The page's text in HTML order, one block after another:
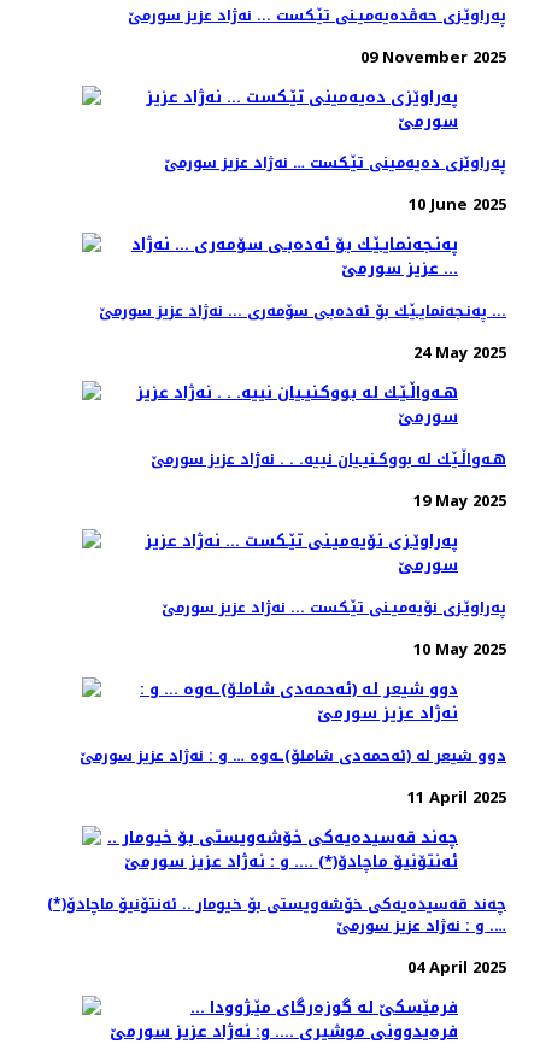
په‌راوێـزی حه‌ڤده‌یه‌میـنی تێـكست ... نه‌ژاد عزیز سورمێ
09 November 2025
په‌راوێزی ده‌یه‌مینی تێـكست‌ … نه‌ژاد عزیز سورمێ
10 June 2025
په‌نـجه‌نمایـێـك بۆ ئه‌ده‌بـی سۆمه‌ری ... نه‌ژاد عزیز سورمێ ...
24 May 2025
هـه‌واڵـێـك له‌ بووكـنیـیان نییه‌. . . نه‌ژاد عزیز سورمێ
19 May 2025
په‌راوێـزی نۆیه‌میـنی تێـكست ... نه‌ژاد عزیز سورمێ
10 May 2025
دوو شیعر له‌ (ئه‌حمه‌دی شاملۆ)ـه‌وه‌ … و : نه‌ژاد عزیز سورمێ
11 April 2025
چه‌ند قه‌سیده‌یه‌كی خۆشه‌ویستی بۆ خیومار .. ئه‌نتۆنیۆ ماچادۆ(*)
…. و : نه‌ژاد عزیز سورمێ
04 April 2025